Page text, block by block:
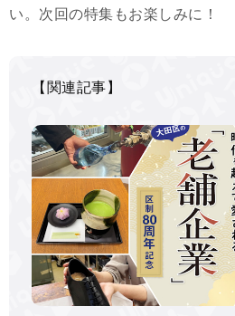
い。次回の特集もお楽しみに！
【関連記事】